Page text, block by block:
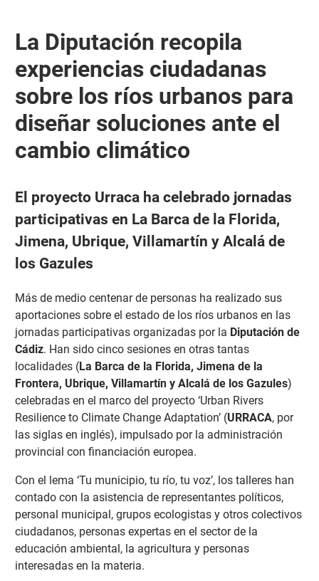
​La Diputación recopila
experiencias ciudadanas
sobre los ríos urbanos para
diseñar soluciones ante el
cambio climático
El proyecto Urraca ha celebrado jornadas
participativas en La Barca de la Florida,
Jimena, Ubrique, Villamartín y Alcalá de
los Gazules
Más de medio centenar de personas ha realizado sus
aportaciones sobre el estado de los ríos urbanos en las
jornadas participativas organizadas por la Diputación de
Cádiz. Han sido cinco sesiones en otras tantas
localidades (La Barca de la Florida, Jimena de la
Frontera, Ubrique, Villamartín y Alcalá de los Gazules)
celebradas en el marco del proyecto ‘Urban Rivers
Resilience to Climate Change Adaptation’ (URRACA, por
las siglas en inglés), impulsado por la administración
provincial con financiación europea.
Con el lema ‘Tu municipio, tu río, tu voz’, los talleres han
contado con la asistencia de representantes políticos,
personal municipal, grupos ecologistas y otros colectivos
ciudadanos, personas expertas en el sector de la
educación ambiental, la agricultura y personas
interesadas en la materia.